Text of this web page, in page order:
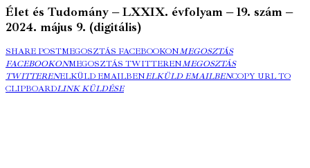
Élet és Tudomány – LXXIX. évfolyam – 19. szám –
2024. május 9. (digitális)
SHARE POSTMEGOSZTÁS FACEBOOKONMEGOSZTÁS
FACEBOOKONMEGOSZTÁS TWITTERENMEGOSZTÁS
TWITTERENELKÜLD EMAILBENELKÜLD EMAILBENCOPY URL TO
CLIPBOARDLINK KÜLDÉSE